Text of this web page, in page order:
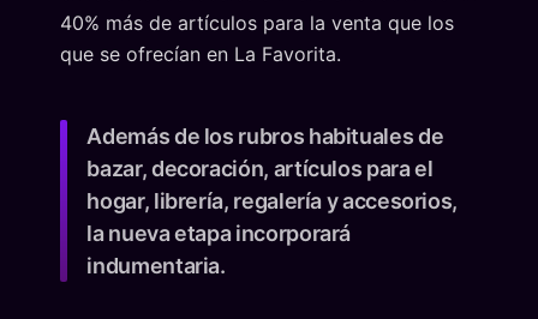
40% más de artículos para la venta que los
que se ofrecían en La Favorita.
Además de los rubros habituales de
bazar, decoración, artículos para el
hogar, librería, regalería y accesorios,
la nueva etapa incorporará
indumentaria.